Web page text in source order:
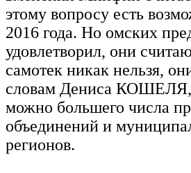
этому вопросу есть
2016 года. Но омских
удовлетворил, они
самотек никак нельзя,
словам Дениса КОШЕЛЯ,
можно большего числа
объединений и
регионов.